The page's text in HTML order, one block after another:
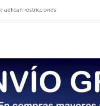
aplican restricciones
CATEGORÍAS